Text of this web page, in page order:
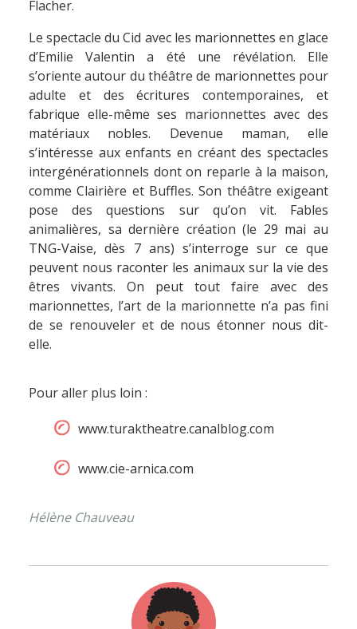
Flacher.
Le spectacle du Cid avec les marionnettes en glace
d’Emilie Valentin a été une révélation. Elle
s’oriente autour du théâtre de marionnettes pour
adulte et des écritures contemporaines, et
fabrique elle-même ses marionnettes avec des
matériaux nobles. Devenue maman, elle
s’intéresse aux enfants en créant des spectacles
intergénérationnels dont on reparle à la maison,
comme Clairière et Buffles. Son théâtre exigeant
pose des questions sur qu’on vit. Fables
animalières, sa dernière création (le 29 mai au
TNG-Vaise, dès 7 ans) s’interroge sur ce que
peuvent nous raconter les animaux sur la vie des
êtres vivants. On peut tout faire avec des
marionnettes, l’art de la marionnette n’a pas fini
de se renouveler et de nous étonner nous dit-
elle.
Pour aller plus loin :
www.turaktheatre.canalblog.com
www.cie-arnica.com
Hélène Chauveau